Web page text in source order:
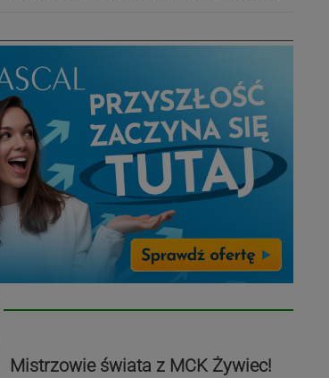
Mistrzowie świata z MCK Żywiec!